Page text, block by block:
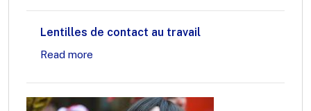
Lentilles de contact au travail
Read more